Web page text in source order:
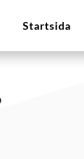
Startsida